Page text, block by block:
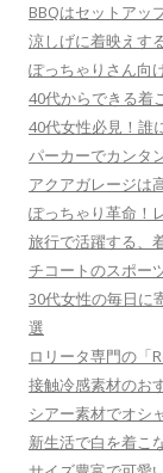
BBQはセットアッ
涼しげに着映えす
ぽっちゃりさん向
40代からできる着
40代女性必見！誰
パーカーでカンタ
アクアガレージは
ぽっちゃり革命！
旅行で活躍する、
チコートのスポー
30代女性の毎日に
選
ロリータ専門の「
接触冷感素材のお
シアー素材でオシ
新生活で白を着こ